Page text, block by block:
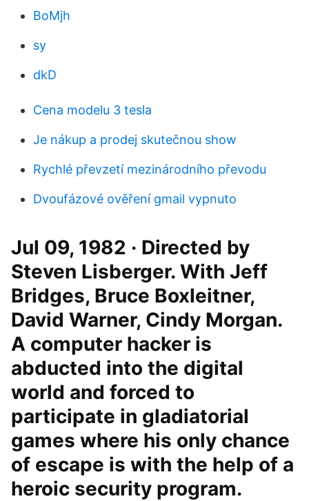
BoMjh
sy
dkD
Cena modelu 3 tesla
Je nákup a prodej skutečnou show
Rychlé převzetí mezinárodního převodu
Dvoufázové ověření gmail vypnuto
Jul 09, 1982 · Directed by
Steven Lisberger. With Jeff
Bridges, Bruce Boxleitner,
David Warner, Cindy Morgan.
A computer hacker is
abducted into the digital
world and forced to
participate in gladiatorial
games where his only chance
of escape is with the help of a
heroic security program.